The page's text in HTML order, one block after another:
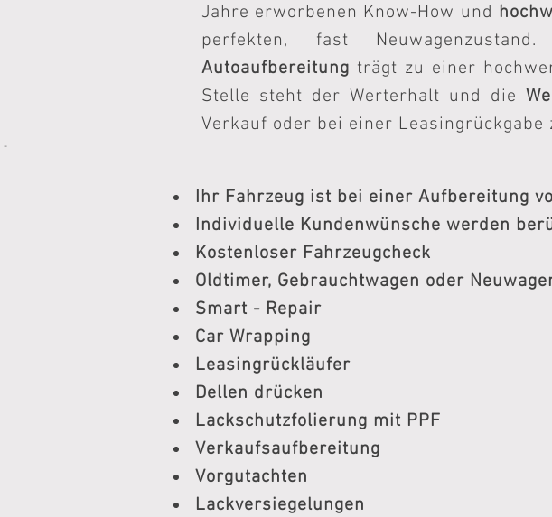
-
Ihr Fahrzeug ist bei einer Aufbereitung
Individuelle Kundenwünsche werden
Kostenloser Fahrzeugcheck
Oldtimer, Gebrauchtwagen oder
Smart - Repair
Car Wrapping
Leasingrückläufer
Dellen drücken
Lackschutzfolierung mit PPF
Verkaufsaufbereitung
Vorgutachten
Lackversiegelungen
Jahre erworbenen Know-How und
perfekten, fast
Autoaufbereitung trägt zu einer
Stelle steht der Werterhalt und die
Verkauf oder bei einer